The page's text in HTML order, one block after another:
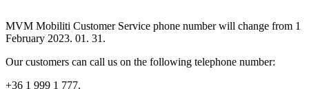
MVM Mobiliti Customer Service phone number will change from 1
February 2023. 01. 31.
Our customers can call us on the following telephone number:
+36 1 999 1 777.